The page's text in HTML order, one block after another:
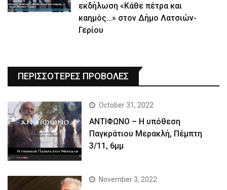
εκδήλωση «Κάθε πέτρα και
καημός…» στον Δήμο Λατσιών-
Γερίου
ΠΕΡΙΣΣΟΤΕΡΕΣ ΠΡΟΒΟΛΕΣ
October 31, 2022
ΑΝΤΙΦΩΝΟ – Η υπόθεση
Παγκράτιου Μερακλή, Πέμπτη
3/11, 6μμ
November 3, 2022